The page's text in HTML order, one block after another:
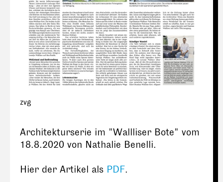
zvg
Architekturserie im "Wallliser Bote" vom
18.8.2020 von Nathalie Benelli.
Hier der Artikel als PDF.